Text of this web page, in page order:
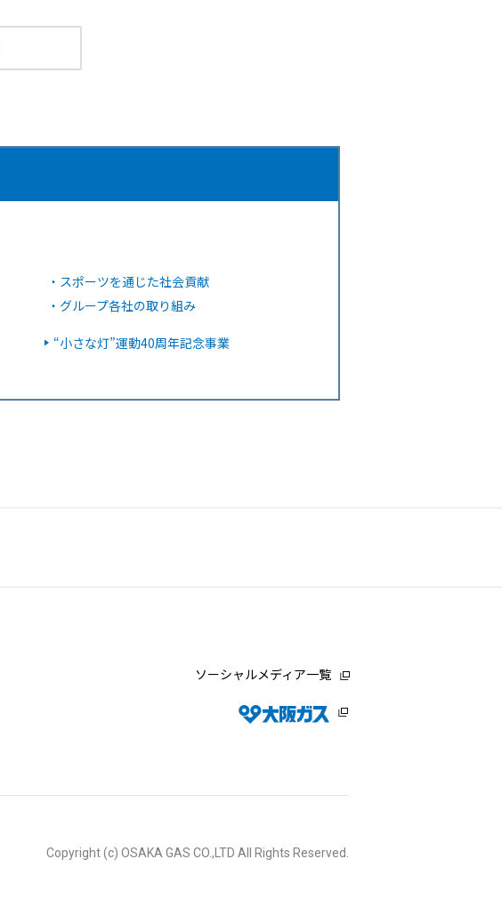
・ スポーツを通じた社会貢献
・ グループ各社の取り組み
“小さな灯”運動40周年記念事業
ソーシャルメディア一覧
Copyright (c) OSAKA GAS CO.,LTD All Rights Reserved.